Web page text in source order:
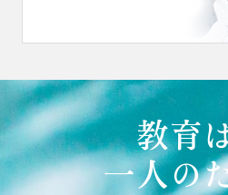
教育
一人の